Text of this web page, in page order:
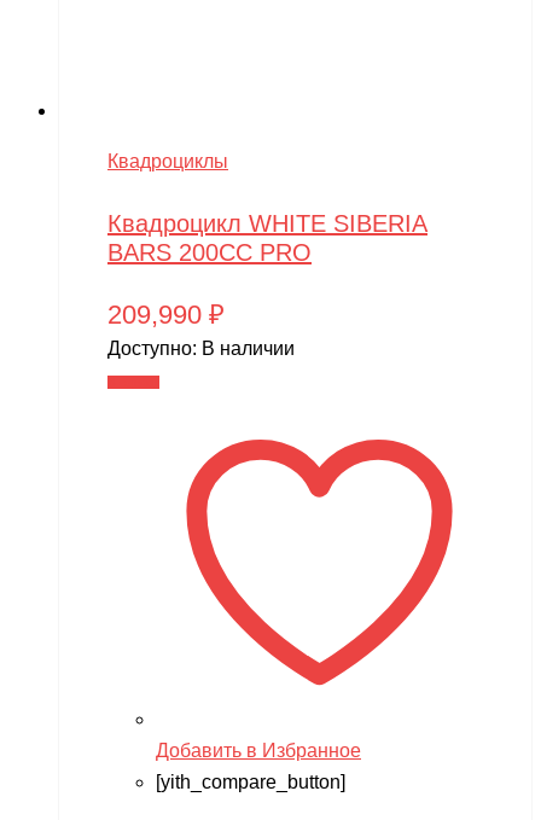
Квадроциклы
Квадроцикл WHITE SIBERIA
BARS 200CC PRO
209,990 ₽
Доступно: В наличии
Добавить в Избранное
[yith_compare_button]